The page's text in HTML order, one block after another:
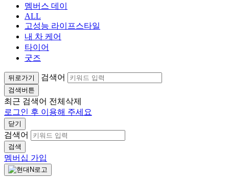
멤버스 데이
ALL
고성능 라이프스타일
내 차 케어
타이어
굿즈
뒤로가기 검색어
검색버튼
최근 검색어 전체삭제
로그인 후 이용해 주세요
닫기
검색어
검색
멤버십 가입